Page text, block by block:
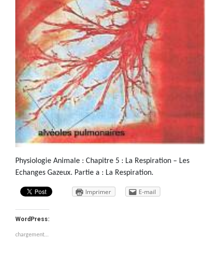
Physiologie Animale : Chapitre 5 : La Respiration – Les
Echanges Gazeux. Partie a : La Respiration.
Imprimer E-mail
WordPress:
chargement…